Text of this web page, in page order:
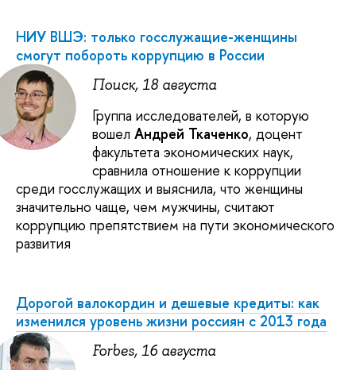
НИУ ВШЭ: только госслужащие-женщины
смогут побороть коррупцию в России
Поиск, 18 августа
Группа исследователей, в которую
вошел Андрей Ткаченко, доцент
факультета экономических наук,
cравнила отношение к коррупции
среди госслужащих и выяснила, что женщины
значительно чаще, чем мужчины, считают
коррупцию препятствием на пути экономического
развития
Дорогой валокордин и дешевые кредиты: как
изменился уровень жизни россиян с 2013 года
Forbes, 16 августа